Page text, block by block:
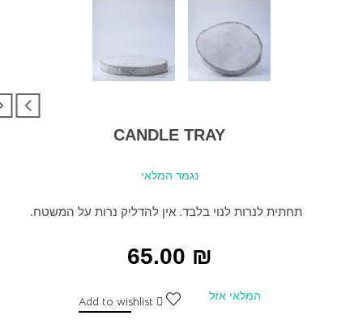
CANDLE TRAY
נגמר המלאי
תחתית לנרות לנוי בלבד. אין להדליק נרות על המשטח.
65.00₪
המלאי אזל Add to wishlist